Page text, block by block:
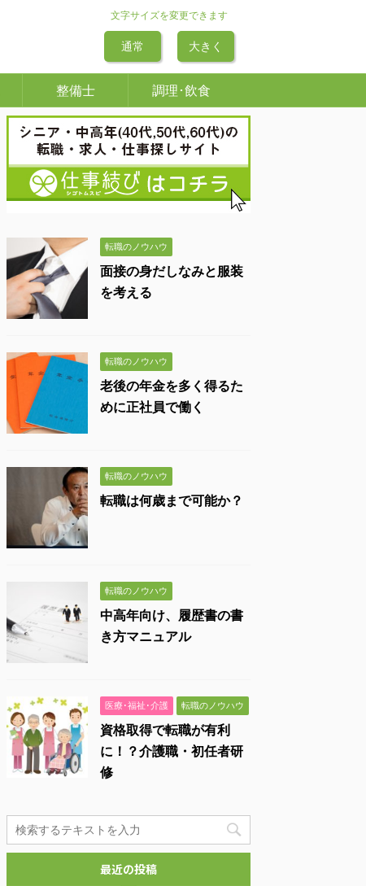
文字サイズを変更できます
通常 大きく
整備士 調理･飲食
転職のノウハウ
面接の身だしなみと服装
を考える
転職のノウハウ
老後の年金を多く得るた
めに正社員で働く
転職のノウハウ
転職は何歳まで可能か？
転職のノウハウ
中高年向け、履歴書の書
き方マニュアル
医療･福祉･介護 転職のノウハウ
資格取得で転職が有利
に！？介護職・初任者研
修
最近の投稿